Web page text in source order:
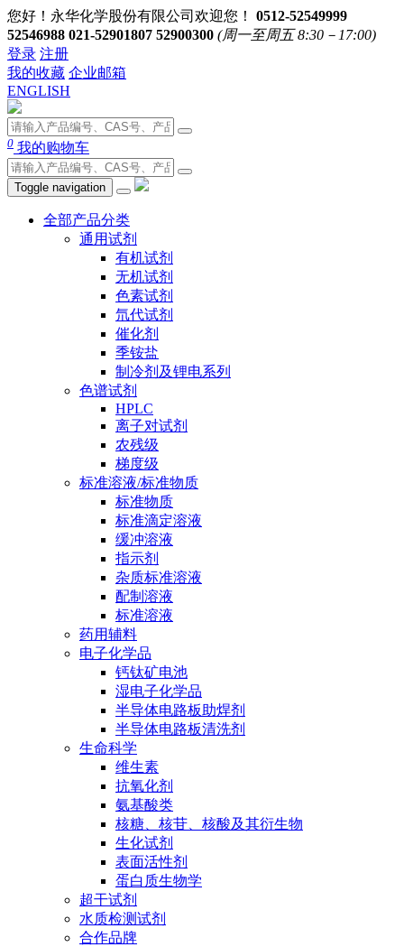
您好！永华化学股份有限公司欢迎您！ 0512-52549999
52546988 021-52901807 52900300 (周一至周五 8:30－17:00)
登录 注册
我的收藏 企业邮箱
ENGLISH
0 我的购物车
Toggle navigation
全部产品分类
通用试剂
有机试剂
无机试剂
色素试剂
氘代试剂
催化剂
季铵盐
制冷剂及锂电系列
色谱试剂
HPLC
离子对试剂
农残级
梯度级
标准溶液/标准物质
标准物质
标准滴定溶液
缓冲溶液
指示剂
杂质标准溶液
配制溶液
标准溶液
药用辅料
电子化学品
钙钛矿电池
湿电子化学品
半导体电路板助焊剂
半导体电路板清洗剂
生命科学
维生素
抗氧化剂
氨基酸类
核糖、核苷、核酸及其衍生物
生化试剂
表面活性剂
蛋白质生物学
超干试剂
水质检测试剂
合作品牌